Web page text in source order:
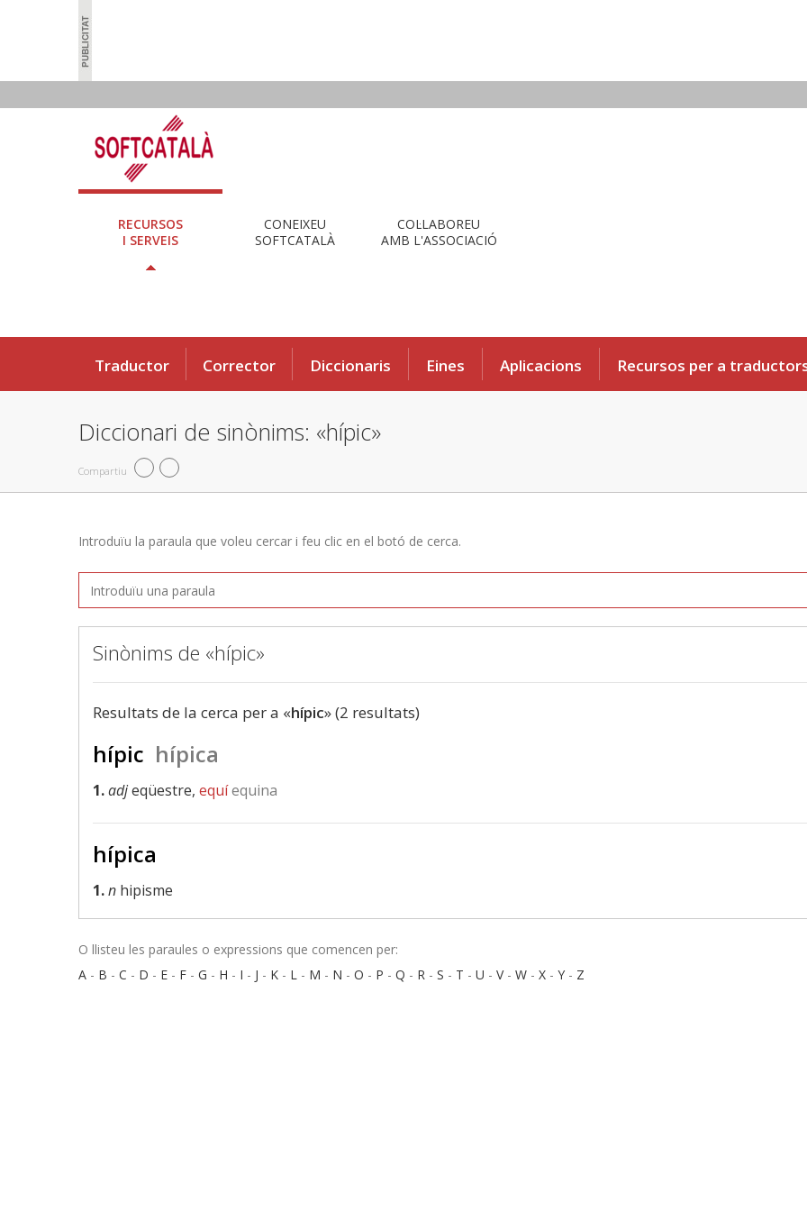
RECURSOS
I SERVEIS
CONEIXEU
SOFTCATALÀ
COL·LABOREU
AMB L'ASSOCIACIÓ
Traductor Corrector Diccionaris Eines Aplicacions Recursos per a
Diccionari de sinònims: «hípic»
Compartiu
Introduïu la paraula que voleu cercar i feu clic en el botó de cerca.
Sinònims de «hípic»
Resultats de la cerca per a «hípic» (2 resultats)
hípic hípica
1.adjeqüestre, equíequina
hípica
1.n hipisme
O llisteu les paraules o expressions que comencen per:
A - B - C - D - E - F - G - H - I - J - K - L - M - N - O - P - Q - R - S - T - U - V- W - X - Y - Z